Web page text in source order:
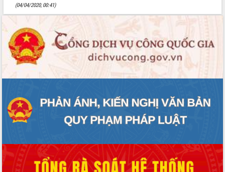
Trailer Lễ hội Sầu riêng Đắk Lắk năm
2026
Hội nghị UBND tỉnh Đắk Lắk thường kỳ
tháng 7/2026
Lễ truy tặng danh hiệu “Bà Mẹ Việt
Lao động
UBND tỉnh Đắk Lắk triển khai nhiệm
(04/04/2020, 00:41)